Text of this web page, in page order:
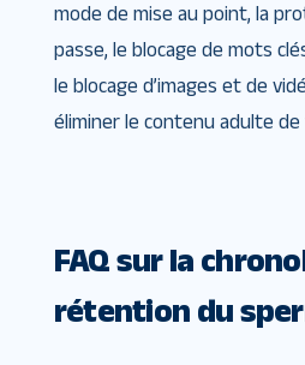
mode de mise au point, la
passe, le blocage de mots
le blocage d’images et de
éliminer le contenu adulte
FAQ sur la
rétention du